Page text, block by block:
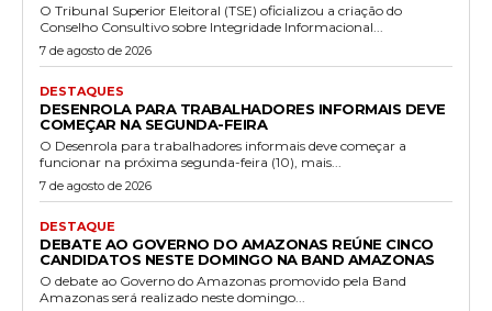
O Tribunal Superior Eleitoral (TSE) oficializou a criação do
Conselho Consultivo sobre Integridade Informacional...
7 de agosto de 2026
DESTAQUES
DESENROLA PARA TRABALHADORES INFORMAIS DEVE
COMEÇAR NA SEGUNDA-FEIRA
O Desenrola para trabalhadores informais deve começar a
funcionar na próxima segunda-feira (10), mais...
7 de agosto de 2026
DESTAQUE
DEBATE AO GOVERNO DO AMAZONAS REÚNE CINCO
CANDIDATOS NESTE DOMINGO NA BAND AMAZONAS
O debate ao Governo do Amazonas promovido pela Band
Amazonas será realizado neste domingo...